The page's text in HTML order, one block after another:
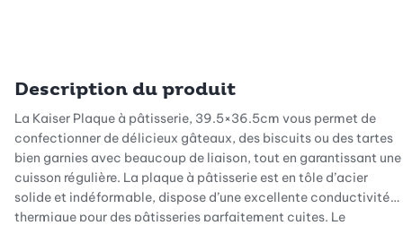
Description du produit
La Kaiser Plaque à pâtisserie, 39.5×36.5cm vous permet de
confectionner de délicieux gâteaux, des biscuits ou des tartes
bien garnies avec beaucoup de liaison, tout en garantissant une
cuisson régulière. La plaque à pâtisserie est en tôle d’acier
solide et indéformable, dispose d’une excellente conductivité
thermique pour des pâtisseries parfaitement cuites. Le